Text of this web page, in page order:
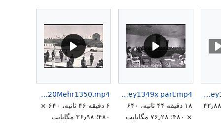
MohammadRezaShahPahlaviSpeech08Dey1349x part.mp3
دقیقه ۴۴ ثانیه؛ ۴۲٫۸۸
MohammadRezaShahPahlaviSpeech08Dey1349x part.mp4
۱۸ دقیقه ۴۴ ثانیه، ۶۴۰
× ۴۸۰؛ ۷۶٫۲۸ مگابایت
MohammadRezaShahPahlaviSpeech20Mehr1350.mp4
۶ دقیقه ۴۶ ثانیه، ۶۴۰ ×
۴۸۰؛ ۳۶٫۹۸ مگابایت